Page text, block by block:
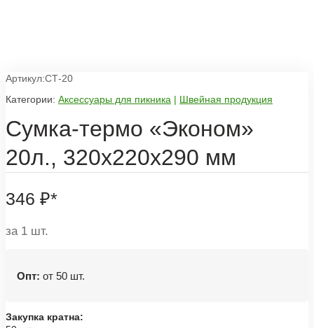
Артикул:СТ-20
Категории: Аксессуары для пикника | Швейная продукция
Сумка-термо «Эконом»
20л., 320x220x290 мм
346 ₽*
за 1 шт.
Опт: от 50 шт.
Закупка кратна: